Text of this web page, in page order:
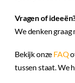
Vragen of
We denken graag
Bekijk onze FAQ
tussen staat. We